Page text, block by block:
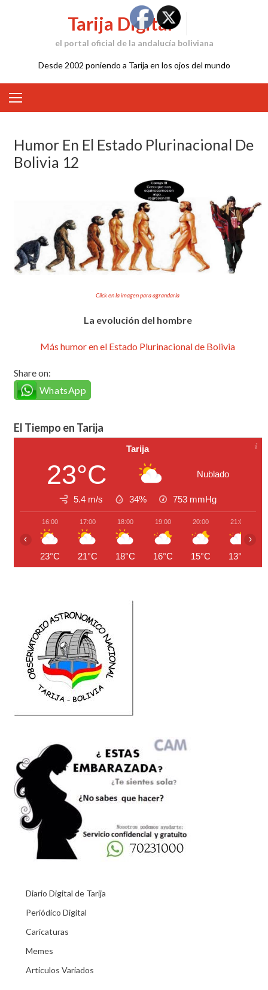
Tarija Digital
el portal oficial de la andalucía boliviana
Desde 2002 poniendo a Tarija en los ojos del mundo
Humor En El Estado Plurinacional De
Bolivia 12
Click en la imagen para agrandarla
La evolución del hombre
Más humor en el Estado Plurinacional de Bolivia
Share on:
WhatsApp
El Tiempo en Tarija
Tarija
23°C Nublado
5.4 m/s 34% 753 mmHg
16:00
23°C
17:00
21°C
18:00
18°C
19:00
16°C
20:00
15°C
21:00
13°C
‹ ›
Diario Digital de Tarija
Periódico Digital
Caricaturas
Memes
Articulos Variados